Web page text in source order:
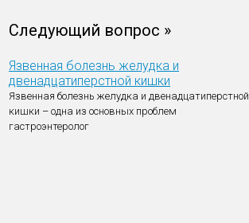
Следующий вопрос »
Язвенная болезнь желудка и
двенадцатиперстной кишки
Язвенная болезнь желудка и двенадцатиперстной
кишки – одна из основных проблем
гастроэнтеролог